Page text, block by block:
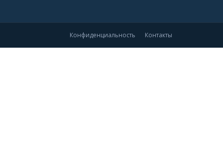
Конфиденциальность Контакты